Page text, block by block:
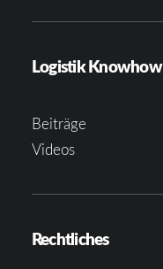
Logistik Knowhow
Beiträge
Videos
Rechtliches